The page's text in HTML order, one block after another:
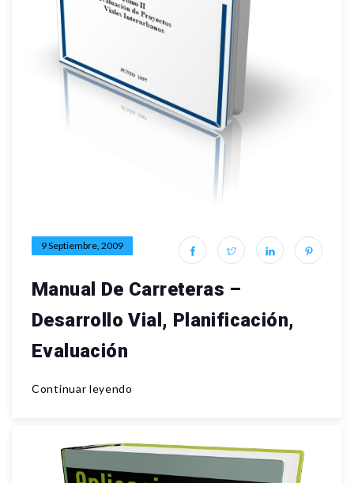
9 Septiembre, 2009
Manual De Carreteras –
Desarrollo Vial, Planificación,
Evaluación
Continuar leyendo